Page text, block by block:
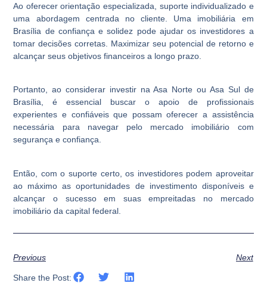
Ao oferecer orientação especializada, suporte individualizado e
uma abordagem centrada no cliente. Uma imobiliária em
Brasília de confiança e solidez pode ajudar os investidores a
tomar decisões corretas. Maximizar seu potencial de retorno e
alcançar seus objetivos financeiros a longo prazo.
Portanto, ao considerar investir na Asa Norte ou Asa Sul de
Brasília, é essencial buscar o apoio de profissionais
experientes e confiáveis que possam oferecer a assistência
necessária para navegar pelo mercado imobiliário com
segurança e confiança.
Então, com o suporte certo, os investidores podem aproveitar
ao máximo as oportunidades de investimento disponíveis e
alcançar o sucesso em suas empreitadas no mercado
imobiliário da capital federal.
Previous Next
Share the Post: